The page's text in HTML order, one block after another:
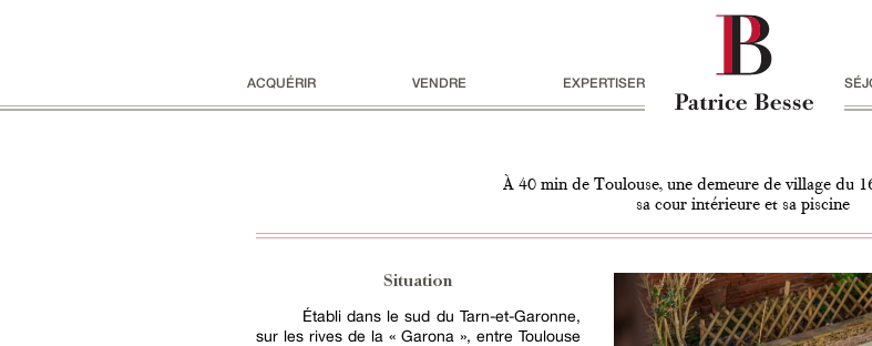
ACQUÉRIR VENDRE EXPERTISER
À 40 min de Toulouse, une demeure de village du
sa cour intérieure et sa piscine
Situation
Établi dans le sud du Tarn-et-Garonne,
sur les rives de la « Garona », entre Toulouse